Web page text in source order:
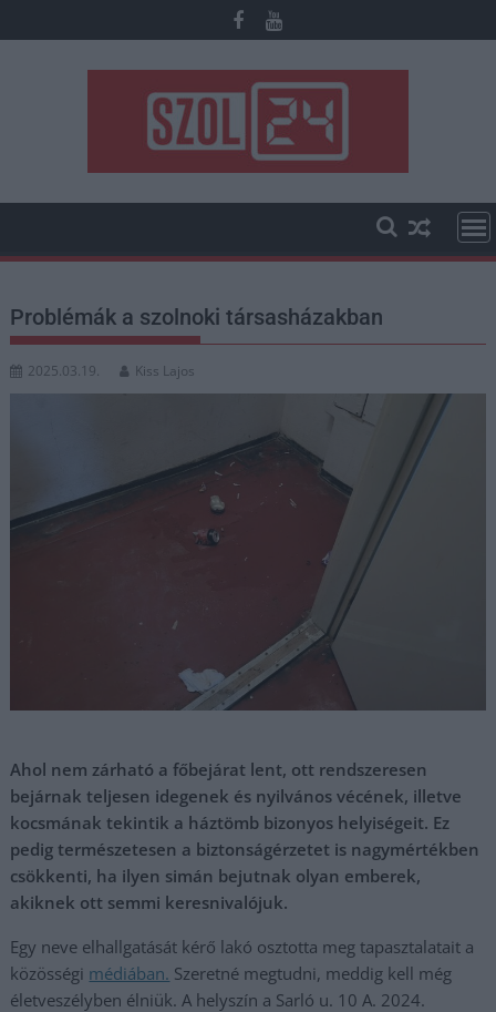
to
Problémák a szolnoki társasházakban
2025.03.19. Kiss Lajos
Ahol nem zárható a főbejárat lent, ott rendszeresen
bejárnak teljesen idegenek és nyilvános vécének, illetve
kocsmának tekintik a háztömb bizonyos helyiségeit. Ez
pedig természetesen a biztonságérzetet is nagymértékben
csökkenti, ha ilyen simán bejutnak olyan emberek,
akiknek ott semmi keresnivalójuk.
Egy neve elhallgatását kérő lakó osztotta meg tapasztalatait a
közösségi médiában. Szeretné megtudni, meddig kell még
életveszélyben élniük. A helyszín a Sarló u. 10 A. 2024.